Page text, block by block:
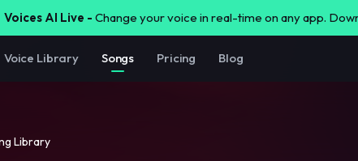
Voices AI Live - Change your voice in real-time on any app.
Voice Library Songs Pricing Blog
Library